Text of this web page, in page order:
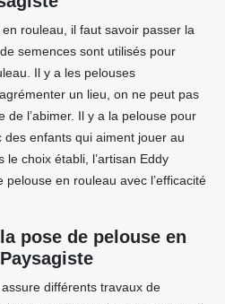
rouleau, il faut savoir passer la
semences sont utilisés pour
Il y a les pelouses
un lieu, on ne peut pas
de l’abimer. Il y a la pelouse pour
enfants qui aiment jouer au
choix établi, l’artisan Eddy
en rouleau avec l’efficacité
pose de pelouse en
différents travaux de